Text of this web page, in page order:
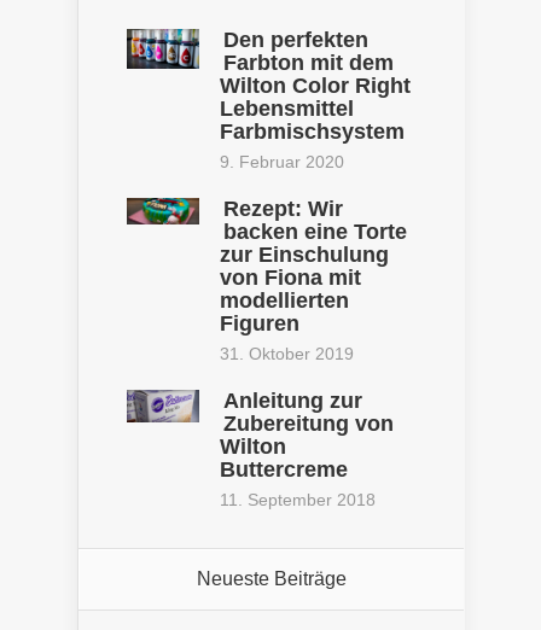
Den perfekten
Farbton mit dem
Wilton Color Right
Lebensmittel
Farbmischsystem
9. Februar 2020
Rezept: Wir
backen eine Torte
zur Einschulung
von Fiona mit
modellierten
Figuren
31. Oktober 2019
Anleitung zur
Zubereitung von
Wilton
Buttercreme
11. September 2018
Neueste Beiträge